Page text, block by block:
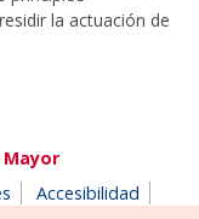
la actuación de
Accesibilidad